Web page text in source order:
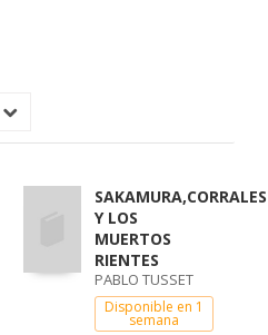
SAKAMURA,CORRALES
Y LOS
MUERTOS
RIENTES
PABLO TUSSET
Disponible en 1
semana